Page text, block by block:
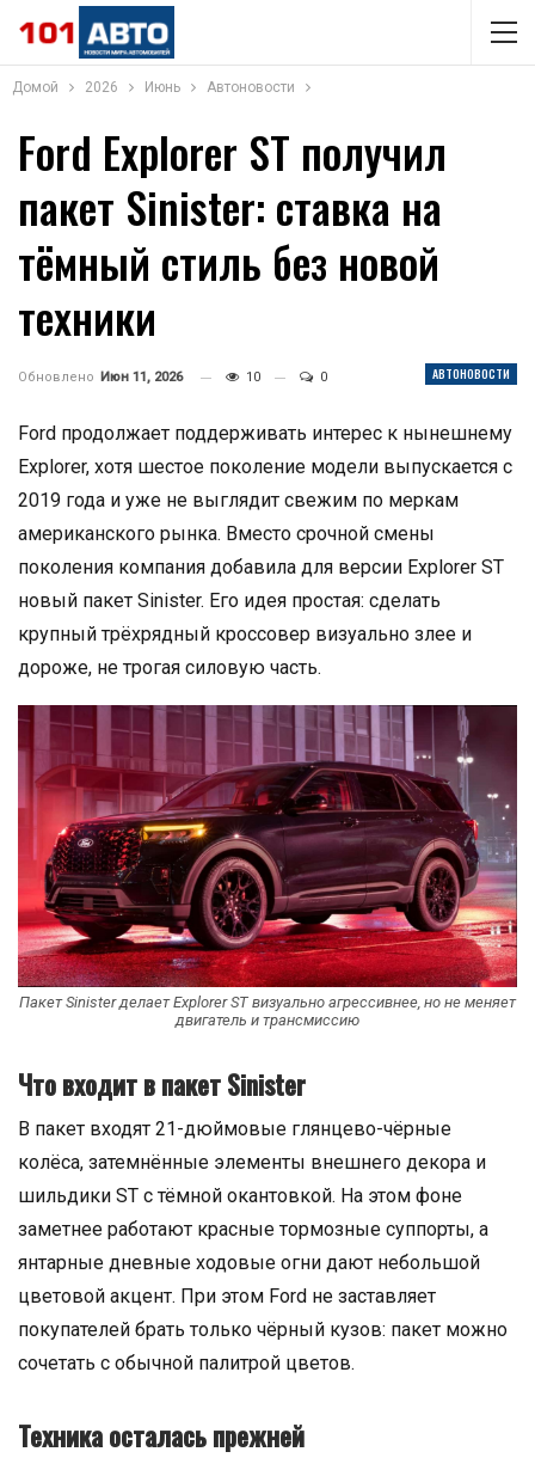
Домой 2026 Июнь Автоновости
Ford Explorer ST получил
пакет Sinister: ставка на
тёмный стиль без новой
техники
АВТОНОВОСТИ
Обновлено Июн 11, 2026 10 0
Ford продолжает поддерживать интерес к нынешнему
Explorer, хотя шестое поколение модели выпускается с
2019 года и уже не выглядит свежим по меркам
американского рынка. Вместо срочной смены
поколения компания добавила для версии Explorer ST
новый пакет Sinister. Его идея простая: сделать
крупный трёхрядный кроссовер визуально злее и
дороже, не трогая силовую часть.
Пакет Sinister делает Explorer ST визуально агрессивнее, но не меняет
двигатель и трансмиссию
Что входит в пакет Sinister
В пакет входят 21-дюймовые глянцево-чёрные
колёса, затемнённые элементы внешнего декора и
шильдики ST с тёмной окантовкой. На этом фоне
заметнее работают красные тормозные суппорты, а
янтарные дневные ходовые огни дают небольшой
цветовой акцент. При этом Ford не заставляет
покупателей брать только чёрный кузов: пакет можно
сочетать с обычной палитрой цветов.
Техника осталась прежней